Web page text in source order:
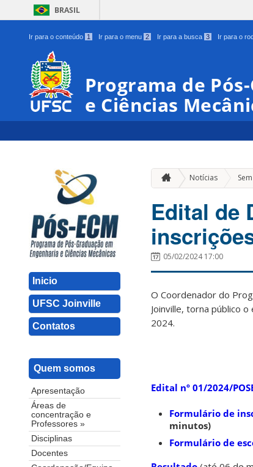
BRASIL
Ir para o conteúdo 1 Ir para o menu 2 Ir para a busca 3 Ir para o
Programa de
e Ciências
Inicio
UFSC Joinville
Contatos
Quem somos
Apresentação
Áreas de
concentração e
Professores »
Disciplinas
Docentes
Notícias
Edital de
05/02/2024 17:00
O Coordenador do
Joinville, torna público
2024.
Edital nº 01/2024/
Formulário de
minutos)
Formulário de